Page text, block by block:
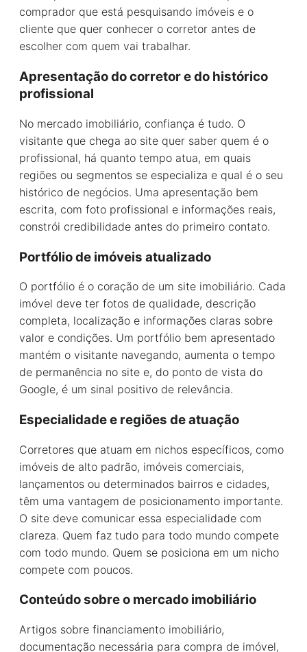
comprador que está pesquisando imóveis e o
cliente que quer conhecer o corretor antes de
escolher com quem vai trabalhar.
Apresentação do corretor e do histórico
profissional
No mercado imobiliário, confiança é tudo. O
visitante que chega ao site quer saber quem é o
profissional, há quanto tempo atua, em quais
regiões ou segmentos se especializa e qual é o seu
histórico de negócios. Uma apresentação bem
escrita, com foto profissional e informações reais,
constrói credibilidade antes do primeiro contato.
Portfólio de imóveis atualizado
O portfólio é o coração de um site imobiliário. Cada
imóvel deve ter fotos de qualidade, descrição
completa, localização e informações claras sobre
valor e condições. Um portfólio bem apresentado
mantém o visitante navegando, aumenta o tempo
de permanência no site e, do ponto de vista do
Google, é um sinal positivo de relevância.
Especialidade e regiões de atuação
Corretores que atuam em nichos específicos, como
imóveis de alto padrão, imóveis comerciais,
lançamentos ou determinados bairros e cidades,
têm uma vantagem de posicionamento importante.
O site deve comunicar essa especialidade com
clareza. Quem faz tudo para todo mundo compete
com todo mundo. Quem se posiciona em um nicho
compete com poucos.
Conteúdo sobre o mercado imobiliário
Artigos sobre financiamento imobiliário,
documentação necessária para compra de imóvel,